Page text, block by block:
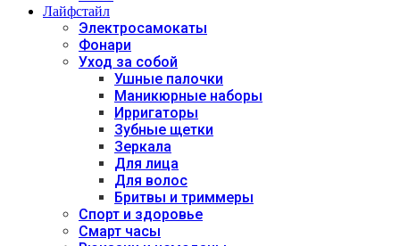
Лайфстайл
Электросамокаты
Фонари
Уход за собой
Ушные палочки
Маникюрные наборы
Ирригаторы
Зубные щетки
Зеркала
Для лица
Для волос
Бритвы и триммеры
Спорт и здоровье
Смарт часы